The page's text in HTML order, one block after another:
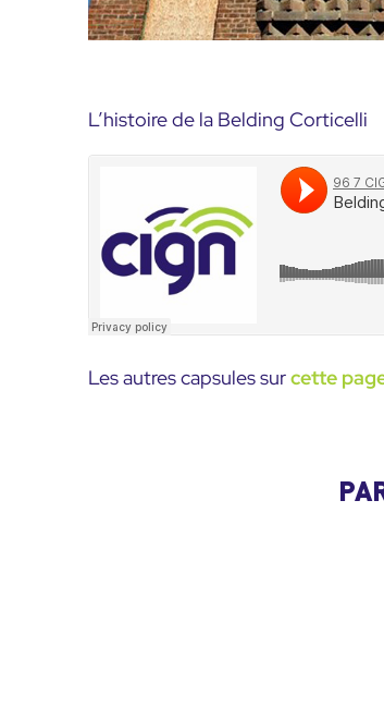
L’histoire de la Belding Corticelli
Les autres capsules surcette